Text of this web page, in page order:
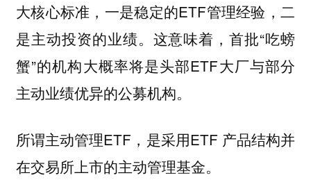
大核心标准，一是稳定的ETF管理经验，二
是主动投资的业绩。这意味着，首批“吃螃
蟹”的机构大概率将是头部ETF大厂与部分
主动业绩优异的公募机构。
所谓主动管理ETF，是采用ETF 产品结构并
在交易所上市的主动管理基金。